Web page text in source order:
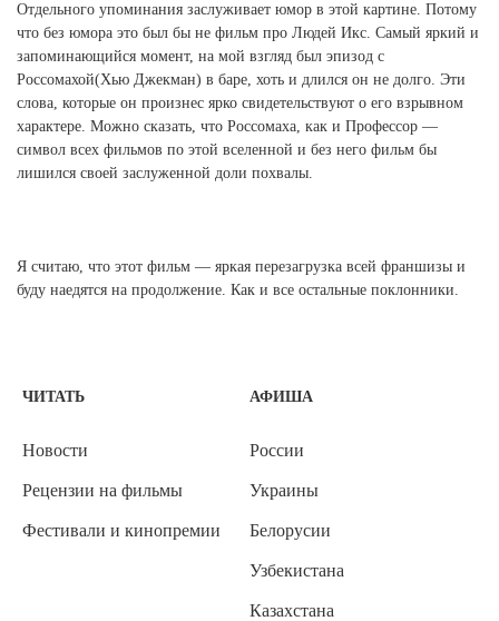
Отдельного упоминания заслуживает юмор в этой картине. Потому
что без юмора это был бы не фильм про Людей Икс. Самый яркий и
запоминающийся момент, на мой взгляд был эпизод с
Россомахой(Хью Джекман) в баре, хоть и длился он не долго. Эти
слова, которые он произнес ярко свидетельствуют о его взрывном
характере. Можно сказать, что Россомаха, как и Профессор —
символ всех фильмов по этой вселенной и без него фильм бы
лишился своей заслуженной доли похвалы.
Я считаю, что этот фильм — яркая перезагрузка всей франшизы и
буду наедятся на продолжение. Как и все остальные поклонники.
ЧИТАТЬ
Новости
Рецензии на фильмы
Фестивали и кинопремии
АФИША
России
Украины
Белорусии
Узбекистана
Казахстана